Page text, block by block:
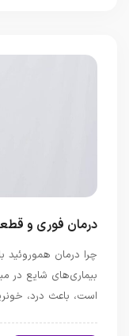
درمان فوری و
چرا درمان هموروئید
بیماری‌های شایع در
است، باعث درد،